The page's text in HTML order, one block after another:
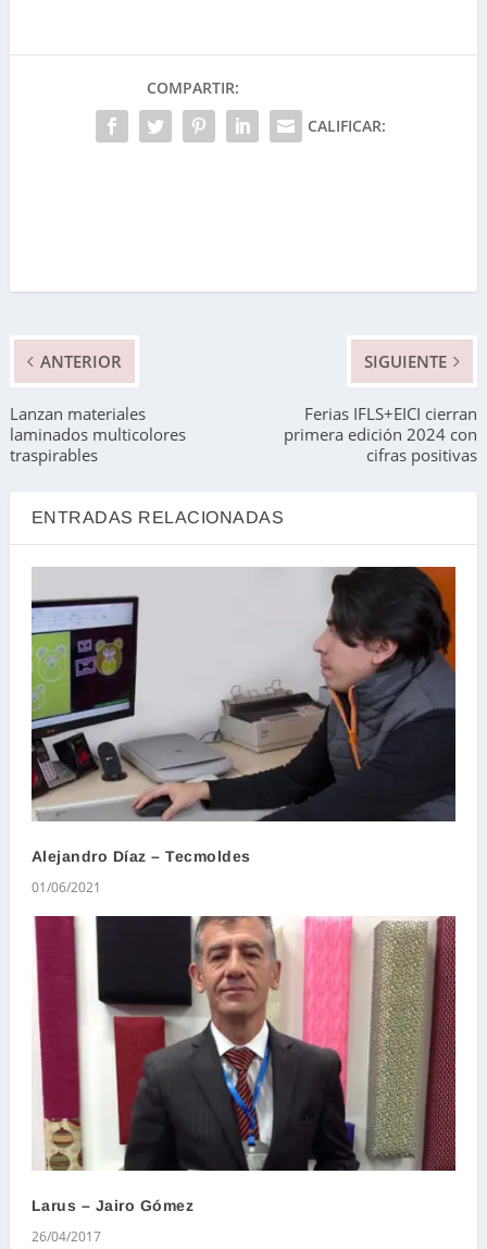
COMPARTIR:
CALIFICAR:
ANTERIOR
Lanzan materiales
laminados multicolores
traspirables
SIGUIENTE
Ferias IFLS+EICI cierran
primera edición 2024 con
cifras positivas
ENTRADAS RELACIONADAS
Alejandro Díaz – Tecmoldes
01/06/2021
Larus – Jairo Gómez
26/04/2017